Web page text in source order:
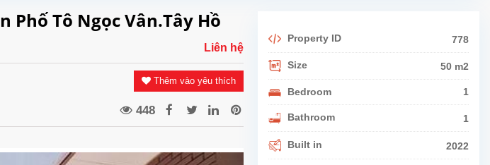
Phố Tô Ngọc Vân.Tây Hồ
Liên hệ
Thêm vào yêu thích
448
Property ID 778
Size 50 m2
Bedroom 1
Bathroom 1
Built in 2022